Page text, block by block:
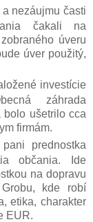
nezáujmu časti
čakali na
úveru
úver použitý,
investície
záhrada
bolo ušetrilo cca
firmám.
prednostka
občania. Ide
na dopravu
kde robí
etika, charakter
EUR.